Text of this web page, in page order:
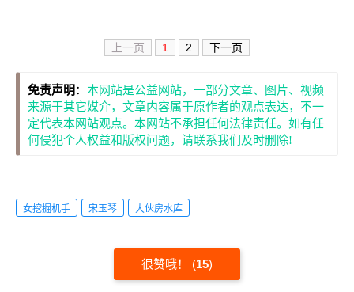
上一页 1 2 下一页
免责声明 ： 本网站是公益网站，一部分文章、图片、视频
来源于其它媒介，文章内容属于原作者的观点表达，不一
定代表本网站观点。本网站不承担任何法律责任。如有任
何侵犯个人权益和版权问题，请联系我们及时删除!
女挖掘机手 宋玉琴 大伙房水库
很赞哦！ (15)